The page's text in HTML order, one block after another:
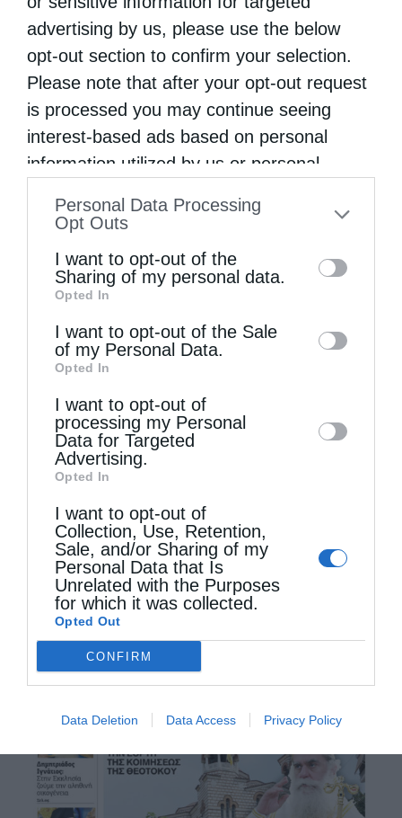
advertising by us, please use the below
opt-out section to confirm your selection.
Please note that after your opt-out request
is processed you may continue seeing
interest-based ads based on personal
information utilized by us or personal
to your opt-out. You may separately opt-out
information by third parties on the IAB’s list
of downstream participants. This
information may also be disclosed by us to
third parties on theIAB’s List of
Downstream Participants
disclose it to other third parties.
Personal Data Processing
Opt Outs
I want to opt-out of the
Sharing of my personal data.
Opted In
I want to opt-out of the Sale
of my Personal Data.
Opted In
I want to opt-out of
processing my Personal
Data for Targeted
Advertising.
Opted In
I want to opt-out of
Collection, Use, Retention,
Sale, and/or Sharing of my
Personal Data that Is
Unrelated with the Purposes
for which it was collected.
Opted Out
CONFIRM
Data Deletion Data Access Privacy Policy
Πατριαρχεία
Ποιμαντική Περιοδεία Πατριάρχου Ιεροσολύμων
genneleni 30 Απριλίου 2026
Τήν Τρίτην, 15ην/ 28ην Ἀπριλίου 2026, ὁ
Μακαριώτατος Πατήρ ἡμῶν καί Πατριάρχης
ὑπό τοῦ Σεβασμιωτάτου Μητροπολίτου
Ναζαρέτ κ. Κυριακοῦ, τοῦ Γέροντος
Ἀρχιγραμματέως Σεβασμιωτάτου
Ἀρχιεπισκόπου Κωνσταντίνης κ. …